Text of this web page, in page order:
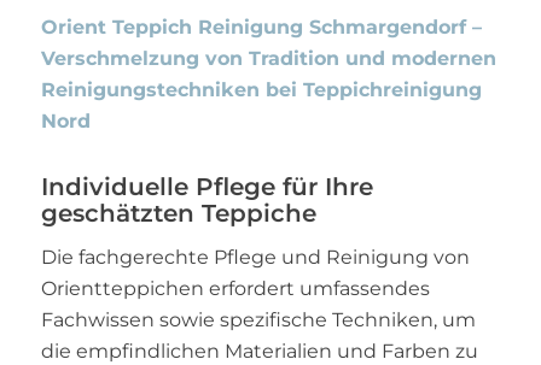
Orient Teppich Reinigung Schmargendorf –
Verschmelzung von Tradition und modernen
Reinigungstechniken bei Teppichreinigung
Nord
Individuelle Pflege für Ihre
geschätzten Teppiche
Die fachgerechte Pflege und Reinigung von
Orientteppichen erfordert umfassendes
Fachwissen sowie spezifische Techniken, um
die empfindlichen Materialien und Farben zu